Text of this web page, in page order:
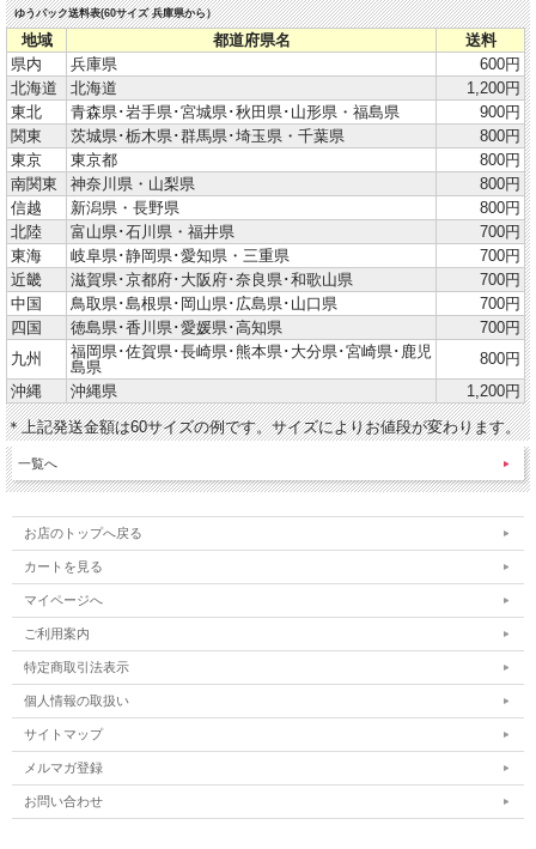
ゆうパック送料表(60サイズ 兵庫県から）
地域 都道府県名
送料
県内
兵庫県
600円
北海道
北海道
1,200円
東北
青森県･岩手県･宮城県･秋田県･山形県・福島県
900円
関東
茨城県･栃木県･群馬県･埼玉県・千葉県
800円
東京
東京都
800円
南関東
神奈川県・山梨県
800円
信越
新潟県・長野県
800円
北陸
富山県･石川県・福井県
700円
東海
岐阜県･静岡県･愛知県・三重県
700円
近畿
滋賀県･京都府･大阪府･奈良県･和歌山県
700円
中国
鳥取県･島根県･岡山県･広島県･山口県
700円
四国
徳島県･香川県･愛媛県･高知県
700円
九州
福岡県･佐賀県･長崎県･熊本県･大分県･宮崎県･鹿児
島県
800円
沖縄
沖縄県
1,200円
＊上記発送金額は60サイズの例です。サイズによりお値段が変わります。
一覧へ
お店のトップへ戻る
カートを見る
マイページへ
ご利用案内
特定商取引法表示
個人情報の取扱い
サイトマップ
メルマガ登録
お問い合わせ